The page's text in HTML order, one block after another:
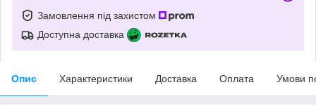
Замовлення під захистом
Доступна доставка
Опис Характеристики Доставка Оплата Умови